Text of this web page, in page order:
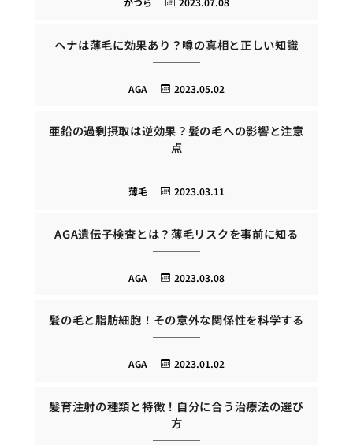
ヘナは薄毛に効果あり？噂の真相と正しい知識
2023.05.02
AGA
亜鉛の過剰摂取は逆効果？髪の毛への影響と注意
点
2023.03.11
薄毛
AGA遺伝子検査とは？薄毛リスクを事前に知る
2023.03.08
AGA
髪の毛と脂肪細胞！その意外な関係性を科学する
2023.01.02
AGA
髪育注射の種類と特徴！自分に合う治療法の選び
方